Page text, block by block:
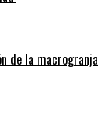
de la macrogranja